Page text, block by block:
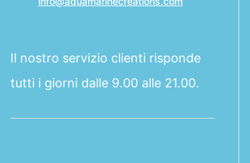
Il nostro servizio clienti risponde
tutti i giorni dalle 9.00 alle 21.00.